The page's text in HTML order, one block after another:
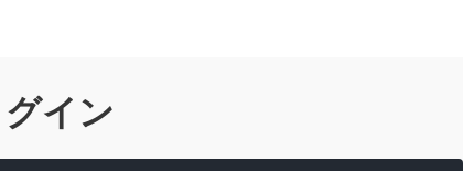
グイン